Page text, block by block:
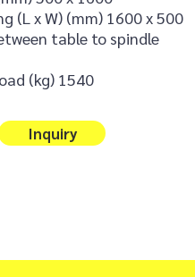
(L x W) (mm) 1600 x 500
table to spindle
(kg) 1540
Inquiry